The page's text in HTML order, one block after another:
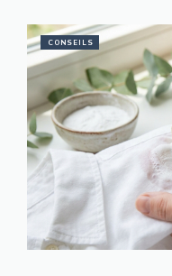
CONSEILS